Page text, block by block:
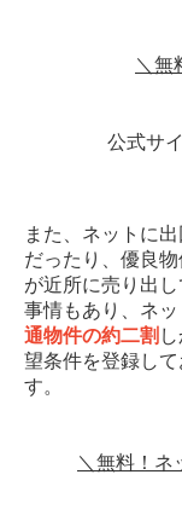
＼無
公式サ
また、ネットに
だったり、優良
が近所に売り出
事情もあり、ネッ
通物件の約二割
望条件を登録し
す。
＼無料！ネ